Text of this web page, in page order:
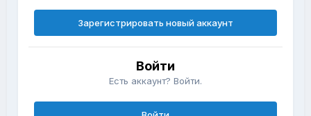
Зарегистрировать новый аккаунт
Войти
Есть аккаунт? Войти.